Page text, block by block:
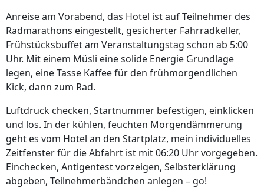
Anreise am Vorabend, das Hotel ist auf Teilnehmer des
Radmarathons eingestellt, gesicherter Fahrradkeller,
Frühstücksbuffet am Veranstaltungstag schon ab 5:00
Uhr. Mit einem Müsli eine solide Energie Grundlage
legen, eine Tasse Kaffee für den frühmorgendlichen
Kick, dann zum Rad.
Luftdruck checken, Startnummer befestigen, einklicken
und los. In der kühlen, feuchten Morgendämmerung
geht es vom Hotel an den Startplatz, mein individuelles
Zeitfenster für die Abfahrt ist mit 06:20 Uhr vorgegeben.
Einchecken, Antigentest vorzeigen, Selbsterklärung
abgeben, Teilnehmerbändchen anlegen – go!